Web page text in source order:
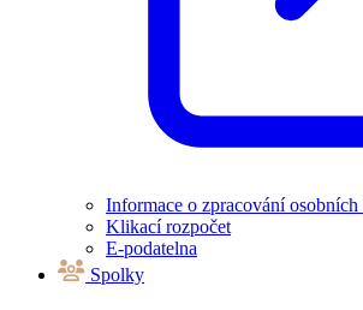
Informace o zpracování osobních
Klikací rozpočet
E-podatelna
Spolky